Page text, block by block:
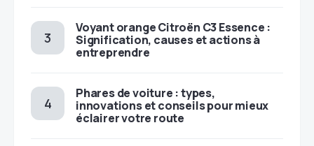
Voyant orange Citroën C3 Essence :
Signification, causes et actions à
entreprendre
Phares de voiture : types,
innovations et conseils pour mieux
éclairer votre route